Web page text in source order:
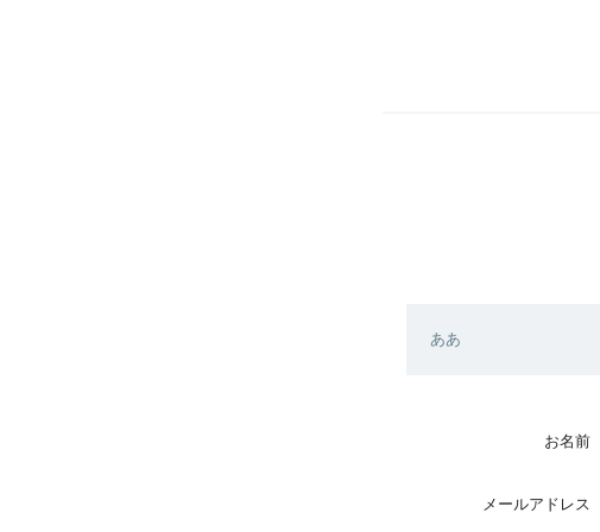
ああ
お名前
メールアドレス